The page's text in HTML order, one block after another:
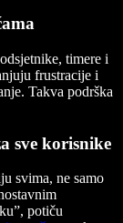
timere i
frustracije i
Takva podrška
sve korisnike
svima, ne samo
potiču